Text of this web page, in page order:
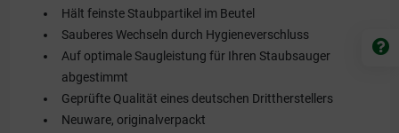
Hält feinste Staubpartikel im Beutel
Sauberes Wechseln durch Hygieneverschluss
Auf optimale Saugleistung für Ihren Staubsauger
abgestimmt
Geprüfte Qualität eines deutschen Drittherstellers
Neuware, originalverpackt